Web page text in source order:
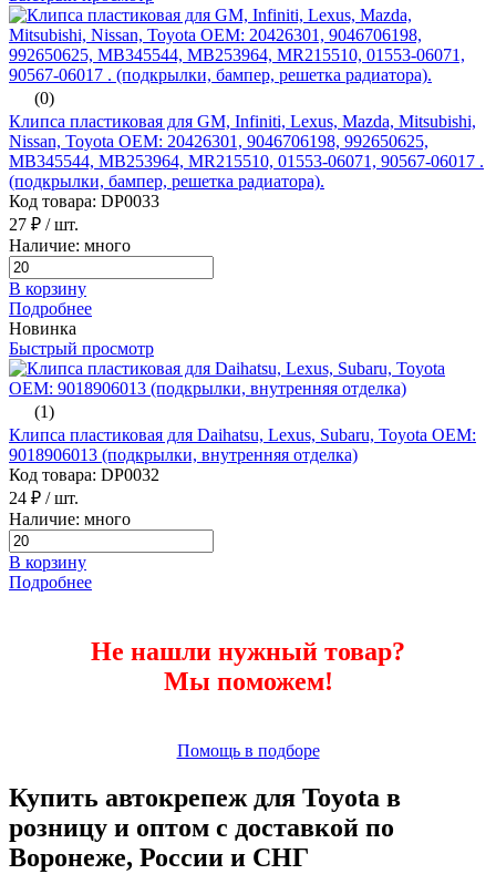
(0)
Клипса пластиковая для GM, Infiniti, Lexus, Mazda, Mitsubishi,
Nissan, Toyota ОЕМ: 20426301, 9046706198, 992650625,
MB345544, MB253964, MR215510, 01553-06071, 90567-06017 .
(подкрылки, бампер, решетка радиатора).
Код товара: DP0033
27 ₽ / шт.
Наличие: много
В корзину
Подробнее
Новинка
Быстрый просмотр
(1)
Клипса пластиковая для Daihatsu, Lexus, Subaru, Toyota ОЕМ:
9018906013 (подкрылки, внутренняя отделка)
Код товара: DP0032
24 ₽ / шт.
Наличие: много
В корзину
Подробнее
Не нашли нужный товар?
Мы поможем!
Помощь в подборе
Купить автокрепеж для Toyota в
розницу и оптом с доставкой по
Воронеже, России и СНГ